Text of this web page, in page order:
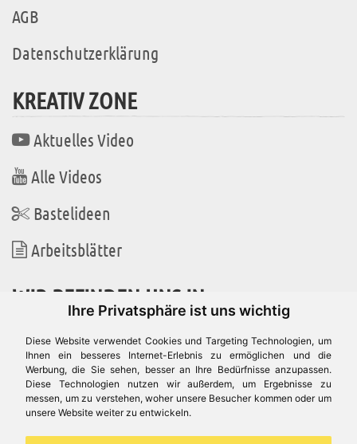
Ihre Privatsphäre ist uns wichtig
Diese Website verwendet Cookies und Targeting Technologien, um
Ihnen ein besseres Internet-Erlebnis zu ermöglichen und die
Werbung, die Sie sehen, besser an Ihre Bedürfnisse anzupassen.
Diese Technologien nutzen wir außerdem, um Ergebnisse zu
messen, um zu verstehen, woher unsere Besucher kommen oder um
unsere Website weiter zu entwickeln.
AGB
Datenschutzerklärung
KREATIV ZONE
Aktuelles Video
Alle Videos
Bastelideen
Arbeitsblätter
WIR BEFINDEN UNS IN
Es gibt uns auch in